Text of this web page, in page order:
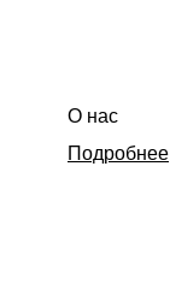
О нас
Подробнее